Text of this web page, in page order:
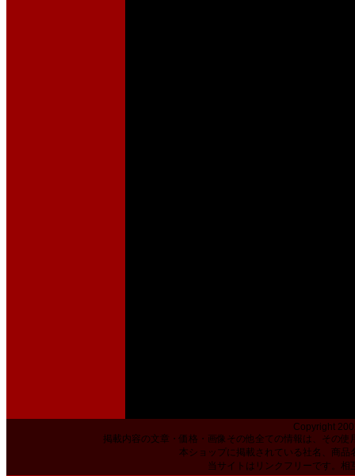
Copyright
掲載内容の文章・価格・画像その他全ての情報は、その
本ショップに掲載されている社名、商
当サイトはリンクフリーです。相